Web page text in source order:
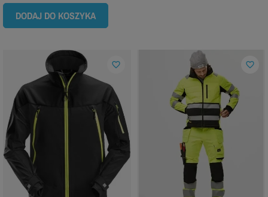
DODAJ DO KOSZYKA
favorite_border favorite_border